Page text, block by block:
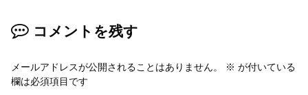
コメントを残す
メールアドレスが公開されることはありません。 ※ が付いている
欄は必須項目です